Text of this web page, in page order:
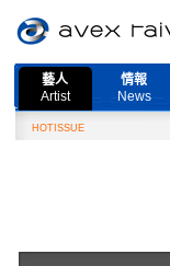
藝人
Artist
情報
News
HOTISSUE